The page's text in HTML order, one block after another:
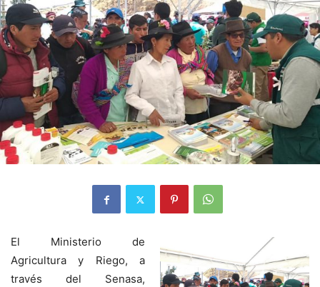
El Ministerio de
Agricultura y Riego, a
través del Senasa,